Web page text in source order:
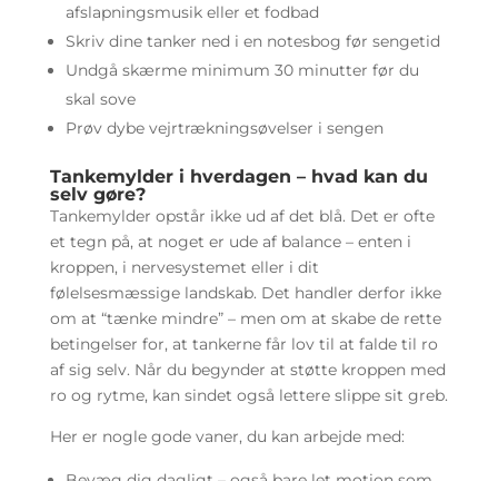
afslapningsmusik eller et fodbad
Skriv dine tanker ned i en notesbog før sengetid
Undgå skærme minimum 30 minutter før du
skal sove
Prøv dybe vejrtrækningsøvelser i sengen
Tankemylder i hverdagen – hvad kan du
selv gøre?
Tankemylder opstår ikke ud af det blå. Det er ofte
et tegn på, at noget er ude af balance – enten i
kroppen, i nervesystemet eller i dit
følelsesmæssige landskab. Det handler derfor ikke
om at “tænke mindre” – men om at skabe de rette
betingelser for, at tankerne får lov til at falde til ro
af sig selv. Når du begynder at støtte kroppen med
ro og rytme, kan sindet også lettere slippe sit greb.
Her er nogle gode vaner, du kan arbejde med: